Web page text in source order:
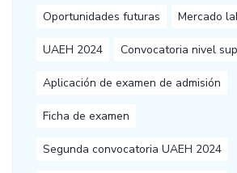
Oportunidades futuras Mercado
UAEH 2024 Convocatoria nivel
Aplicación de examen de admisión
Ficha de examen
Segunda convocatoria UAEH 2024